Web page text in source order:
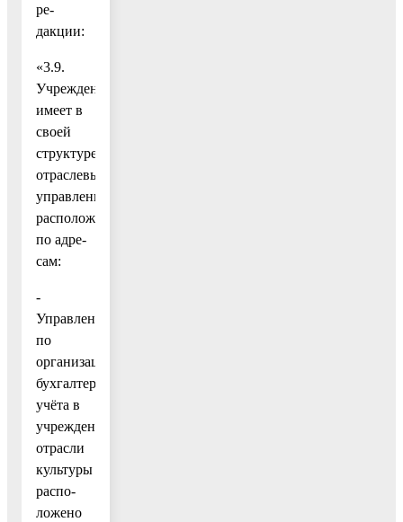
ре-
дакции:
«3.9.
Учреждение
имеет в
своей
структуре
отраслевые
управления,
расположенные
по адре-
сам:
-
Управление
по
организации
бухгалтерского
учёта в
учреждениях
отрасли
культуры
распо-
ложено